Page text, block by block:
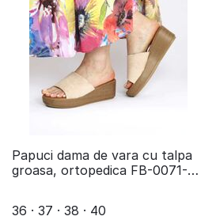
Papuci dama de vara cu talpa
groasa, ortopedica FB-0071-
36 · 37 · 38 · 40